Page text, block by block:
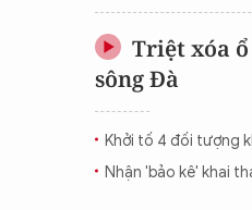
Triệt xóa
sông Đà
Khởi tố 4 đối tượng
Nhận 'bảo kê' khai